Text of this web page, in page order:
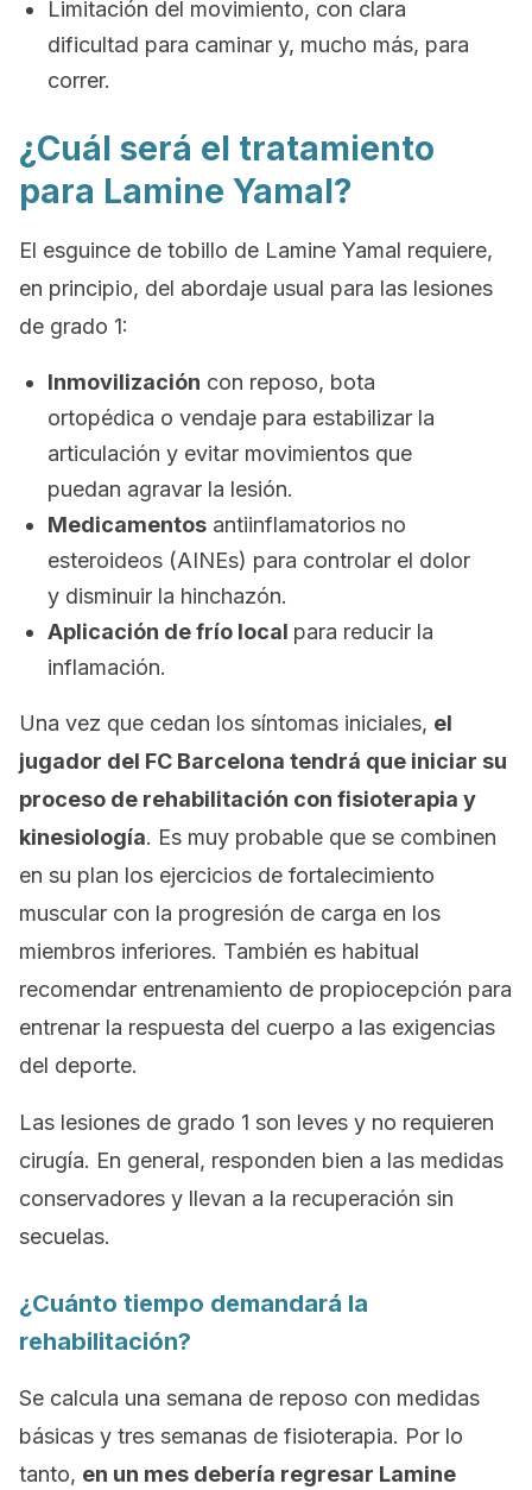
Limitación del movimiento, con clara
dificultad para caminar y, mucho más, para
correr.
¿Cuál será el tratamiento
para Lamine Yamal?
El esguince de tobillo de Lamine Yamal requiere,
en principio, del abordaje usual para las lesiones
de grado 1:
Inmovilización con reposo, bota
ortopédica o vendaje para estabilizar la
articulación y evitar movimientos que
puedan agravar la lesión.
Medicamentos antiinflamatorios no
esteroideos (AINEs) para controlar el dolor
y disminuir la hinchazón.
Aplicación de frío local para reducir la
inflamación.
Una vez que cedan los síntomas iniciales, el
jugador del FC Barcelona tendrá que iniciar su
proceso de rehabilitación con fisioterapia y
kinesiología. Es muy probable que se combinen
en su plan los ejercicios de fortalecimiento
muscular con la progresión de carga en los
miembros inferiores. También es habitual
recomendar entrenamiento de propiocepción para
entrenar la respuesta del cuerpo a las exigencias
del deporte.
Las lesiones de grado 1 son leves y no requieren
cirugía. En general, responden bien a las medidas
conservadores y llevan a la recuperación sin
secuelas.
¿Cuánto tiempo demandará la
rehabilitación?
Se calcula una semana de reposo con medidas
básicas y tres semanas de fisioterapia. Por lo
tanto, en un mes debería regresar Lamine